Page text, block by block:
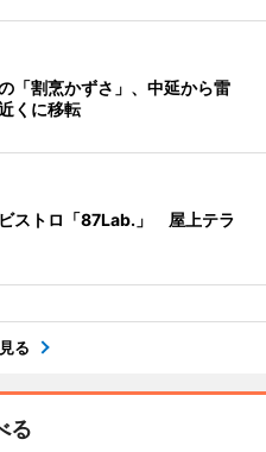
「割烹かずさ」、中延から雷
くに移転
ストロ「87Lab.」 屋上テラ
る
る